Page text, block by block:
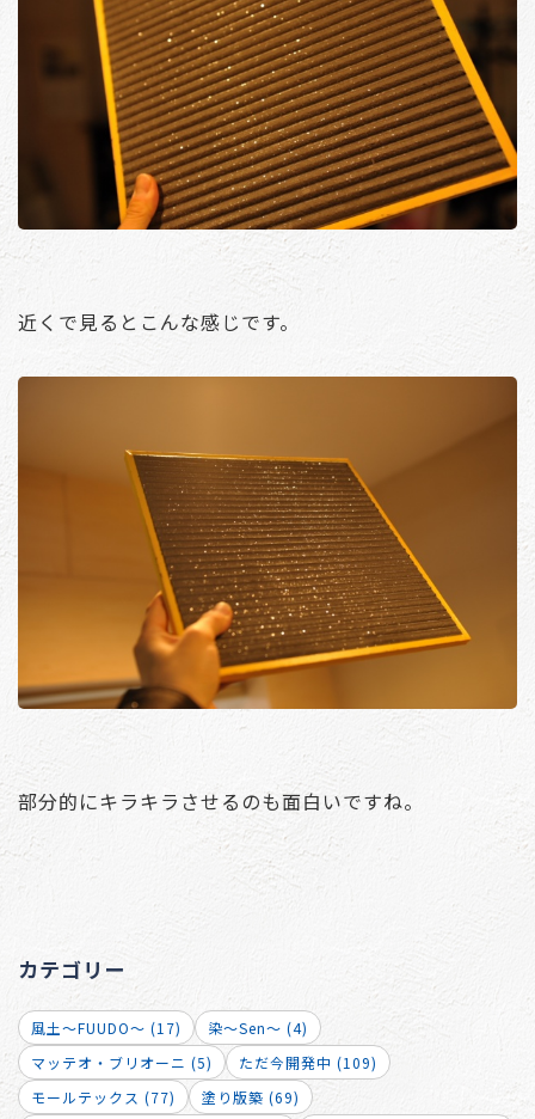
近くで見るとこんな感じです。
部分的にキラキラさせるのも面白いですね。
カテゴリー
風土～FUUDO～ (17)
染～Sen～ (4)
マッテオ・ブリオーニ (5)
ただ今開発中 (109)
モールテックス (77)
塗り版築 (69)